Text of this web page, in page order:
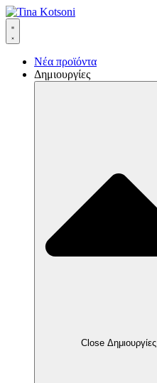
Νέα προϊόντα
Δημιουργίες
Close Δημιουργίες